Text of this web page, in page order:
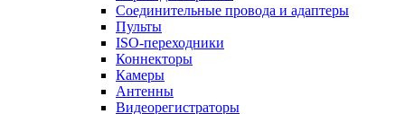
Соединительные провода и адаптеры
Пульты
ISO-переходники
Коннекторы
Камеры
Антенны
Видеорегистраторы